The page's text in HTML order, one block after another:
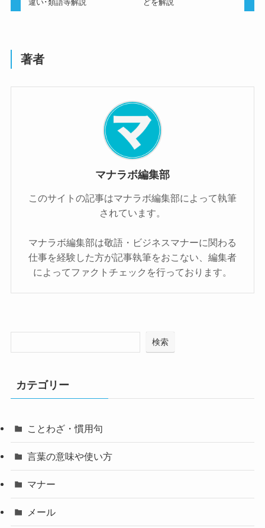
違い･類語等解説
どを解説
著者
マナラボ編集部
このサイトの記事はマナラボ編集部によって執筆
されています。
マナラボ編集部は敬語・ビジネスマナーに関わる
仕事を経験した方が記事執筆をおこない、編集者
によってファクトチェックを行っております。
検索
カテゴリー
ことわざ・慣用句
言葉の意味や使い方
マナー
メール